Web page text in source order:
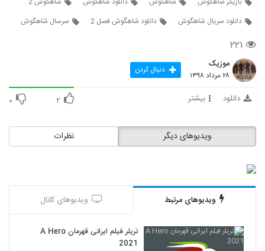
دانلود سریال شاهگوش
دانلود شاهگوش فصل 2 سرسال شاهگوش
۲۲۱
موزیک
۲۸ مرداد ۱۳۹۸ دنبال کردن
دانلود بیشتر ۲ ۰
نظرات ویدیوهای دیگر
ویدیوهای مرتبط ویدیوهای کانال
تریلر فیلم ایرانی قهرمان A Hero
2021